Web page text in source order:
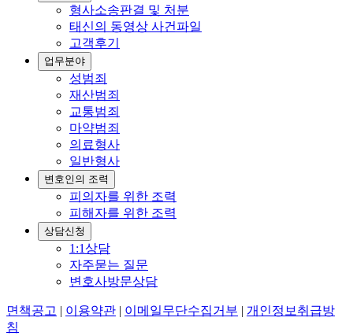
형사소송판결 및 처분
태신의 동영상 사건파일
고객후기
업무분야
성범죄
재산범죄
교통범죄
마약범죄
의료형사
일반형사
변호인의 조력
피의자를 위한 조력
피해자를 위한 조력
상담신청
1:1상담
자주묻는 질문
변호사방문상담
면책공고 | 이용약관 | 이메일무단수집거부 | 개인정보취급방
침